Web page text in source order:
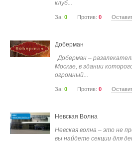
клуб...
За: 0 Против: 0
Доберман
Доберман –
Москве, в здании
огромный...
За: 0 Против: 0
Невская Волна
Невская волна – это не
вы найдете секции для